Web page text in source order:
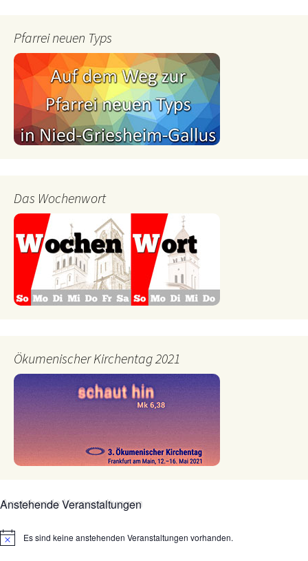
Pfarrei neuen Typs
Das Wochenwort
Ökumenischer Kirchentag 2021
Anstehende Veranstaltungen
HinweisEs sind keine anstehenden Veranstaltungen vorhanden.